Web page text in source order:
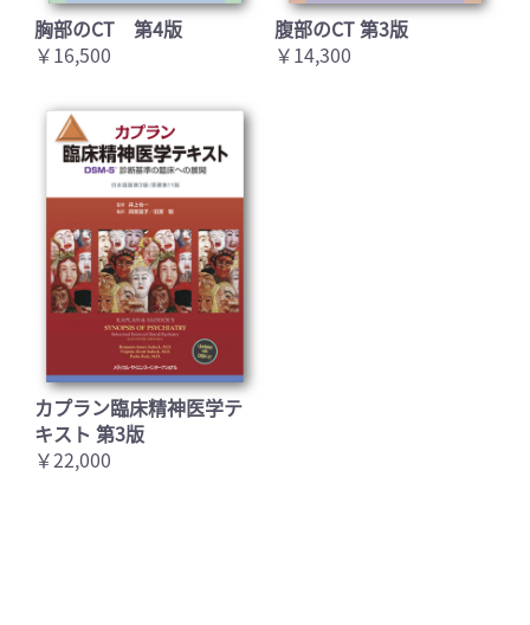
胸部のCT 第4版
￥16,500
腹部のCT 第3版
￥14,300
カプラン臨床精神医学テ
キスト 第3版
￥22,000